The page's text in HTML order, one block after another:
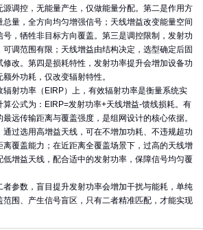
调控，无能量产生，仅做能量分配。第二是作用方
量，全方向均匀增强信号；天线增益改变能量空间
，牺牲非目标方向覆盖。第三是调控限制，发射功
调范围有限；天线增益由结构决定，选型确定后固
改。第四是损耗特性，发射功率提升会增加设备功
外功耗，仅改变辐射特性。
射功率（EIRP）上，有效辐射功率是衡量系统实
算公式为：EIRP=发射功率+天线增益-馈线损耗。有
远传输距离与覆盖强度，是组网设计的核心依据。
过选用高增益天线，可在不增加功耗、不违规超功
覆盖能力；在近距离全覆盖场景下，过高的天线增
增益天线，配合适中的发射功率，保障信号均匀覆
参数，盲目提升发射功率会增加干扰与能耗，单纯
围、产生信号盲区，只有二者精准匹配，才能实现